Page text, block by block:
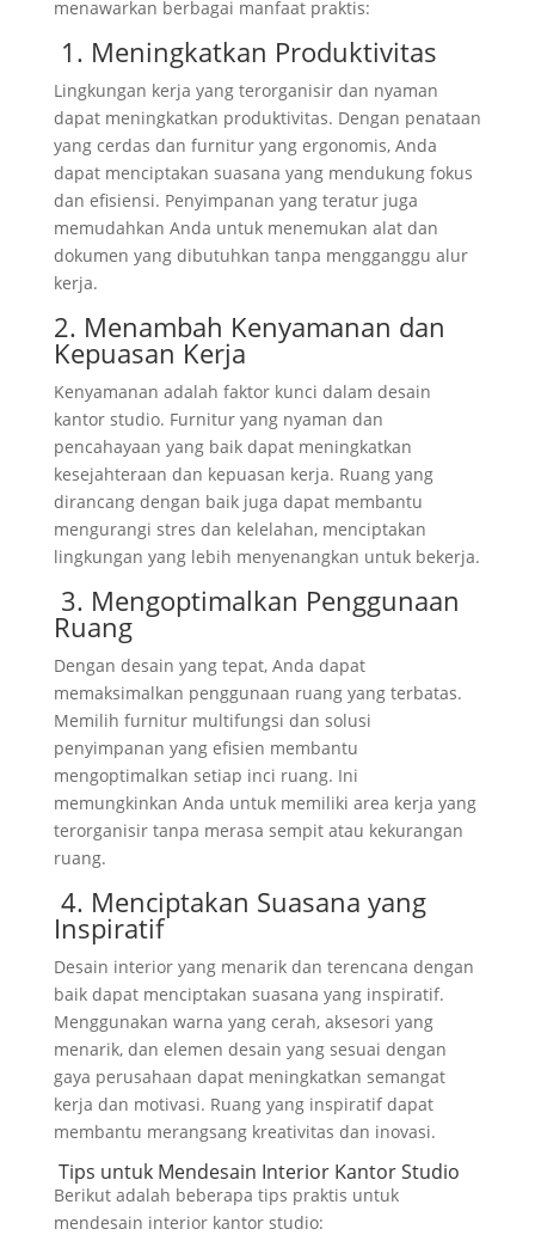
menawarkan berbagai manfaat praktis:
1. Meningkatkan Produktivitas
Lingkungan kerja yang terorganisir dan nyaman
dapat meningkatkan produktivitas. Dengan penataan
yang cerdas dan furnitur yang ergonomis, Anda
dapat menciptakan suasana yang mendukung fokus
dan efisiensi. Penyimpanan yang teratur juga
memudahkan Anda untuk menemukan alat dan
dokumen yang dibutuhkan tanpa mengganggu alur
kerja.
2. Menambah Kenyamanan dan
Kepuasan Kerja
Kenyamanan adalah faktor kunci dalam desain
kantor studio. Furnitur yang nyaman dan
pencahayaan yang baik dapat meningkatkan
kesejahteraan dan kepuasan kerja. Ruang yang
dirancang dengan baik juga dapat membantu
mengurangi stres dan kelelahan, menciptakan
lingkungan yang lebih menyenangkan untuk bekerja.
3. Mengoptimalkan Penggunaan
Ruang
Dengan desain yang tepat, Anda dapat
memaksimalkan penggunaan ruang yang terbatas.
Memilih furnitur multifungsi dan solusi
penyimpanan yang efisien membantu
mengoptimalkan setiap inci ruang. Ini
memungkinkan Anda untuk memiliki area kerja yang
terorganisir tanpa merasa sempit atau kekurangan
ruang.
4. Menciptakan Suasana yang
Inspiratif
Desain interior yang menarik dan terencana dengan
baik dapat menciptakan suasana yang inspiratif.
Menggunakan warna yang cerah, aksesori yang
menarik, dan elemen desain yang sesuai dengan
gaya perusahaan dapat meningkatkan semangat
kerja dan motivasi. Ruang yang inspiratif dapat
membantu merangsang kreativitas dan inovasi.
Tips untuk Mendesain Interior Kantor Studio
Berikut adalah beberapa tips praktis untuk
mendesain interior kantor studio: